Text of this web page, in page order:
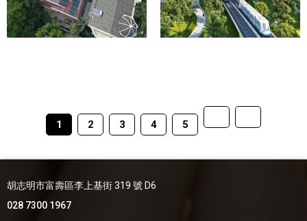
1 2 3 4 5
胡志明市富壽區李上基街 319 號 D6
028 7300 1967